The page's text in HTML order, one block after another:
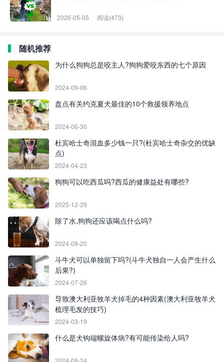
2026-05-05 阅读(473)
随机推荐
为什么狗狗总是咬主人?狗狗爱咬东西的七个原因
2024-09-06
盘点有关约克夏犬最佳的10个救援领养地点
2024-06-30
杜宾哈士奇混血多少钱一只?(杜宾哈士奇杂交的优缺
点)
2024-04-23
狗狗可以吃西瓜吗?西瓜的健康益处有哪些?
2025-12-29
除了水,狗狗还应该喝点什么吗?
2024-09-20
斗牛犬可以单独留下吗?(斗牛犬独自一人会产生什么
后果?)
2024-07-26
导致澳大利亚牧羊犬掉毛的4种因素(澳大利亚牧羊犬
梳理毛发的技巧)
2024-03-19
什么是犬钩端螺旋体病?有可能传染给人吗?
2024-09-24